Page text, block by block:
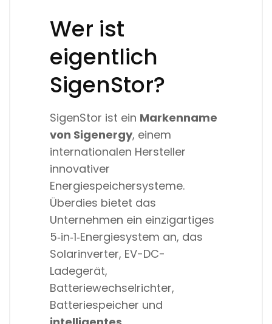
Wer ist
eigentlich
SigenStor?
SigenStor ist ein Markenname
von Sigenergy, einem
internationalen Hersteller
innovativer
Energiespeichersysteme.
Überdies bietet das
Unternehmen ein einzigartiges
5‑in‑1‑Energiesystem an, das
Solarinverter, EV-DC-
Ladegerät,
Batteriewechselrichter,
Batteriespeicher und